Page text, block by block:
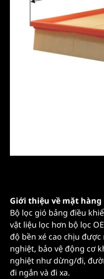
Giới thiệu về mặt hàng
Bộ lọc gió bảng điều
vật liệu lọc hơn bộ lọc
độ bền xé cao chịu
nghiệt, bảo vệ động cơ
nghiệt như dừng/đi,
đi ngắn và đi xa.